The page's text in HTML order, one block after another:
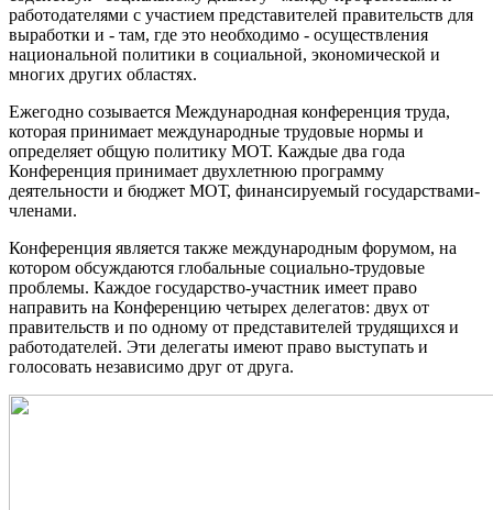
работодателями с участием представителей правительств для
выработки и - там, где это необходимо - осуществления
национальной политики в социальной, экономической и
многих других областях.
Ежегодно созывается Международная конференция труда,
которая принимает международные трудовые нормы и
определяет общую политику МОТ. Каждые два года
Конференция принимает двухлетнюю программу
деятельности и бюджет МОТ, финансируемый государствами-
членами.
Конференция является также международным форумом, на
котором обсуждаются глобальные социально-трудовые
проблемы. Каждое государство-участник имеет право
направить на Конференцию четырех делегатов: двух от
правительств и по одному от представителей трудящихся и
работодателей. Эти делегаты имеют право выступать и
голосовать независимо друг от друга.